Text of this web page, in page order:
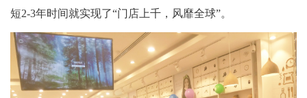
短2-3年时间就实现了“门店上千，风靡全球”。